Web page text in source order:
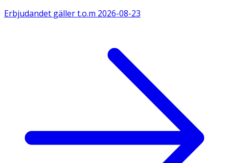
Erbjudandet gäller t.o.m 2026-08-23